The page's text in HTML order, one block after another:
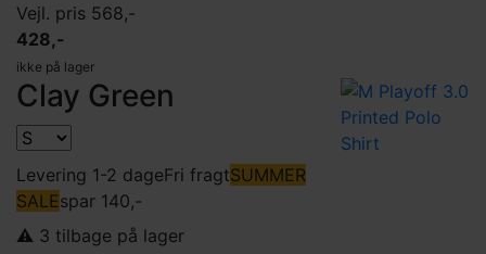
Vejl. pris 568,-
428,-
ikke på lager
Clay Green
Levering 1-2 dageFri fragtSUMMER
SALEspar 140,-
⚠️ 3 tilbage på lager